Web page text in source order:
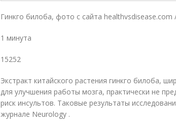
Гинкго билоба, фото с сайта healthvsdisease.com
1 минута
15252
Экстракт китайского растения гинкго билоба,
для улучшения работы мозга, практически не
риск инсультов. Таковые результаты
журнале Neurology .